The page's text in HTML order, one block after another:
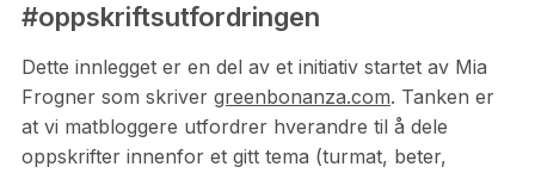
#oppskriftsutfordringen
Dette innlegget er en del av et initiativ startet av Mia
Frogner som skriver greenbonanza.com. Tanken er
at vi matbloggere utfordrer hverandre til å dele
oppskrifter innenfor et gitt tema (turmat, beter,